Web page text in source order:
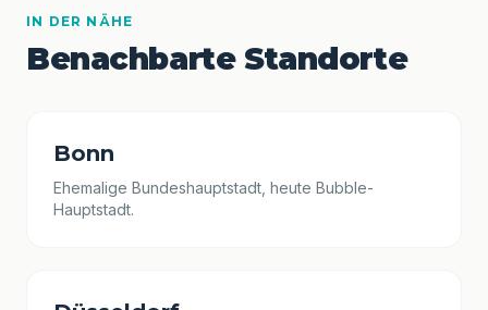
IN DER NÄHE
Benachbarte Standorte
Bonn
Ehemalige Bundeshauptstadt, heute Bubble-
Hauptstadt.